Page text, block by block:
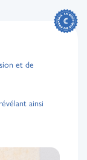
et de
ainsi